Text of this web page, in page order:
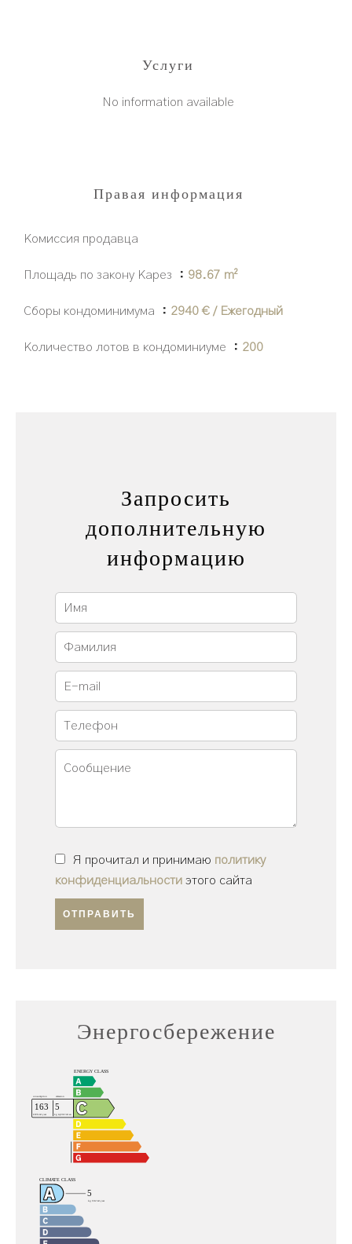
Услуги
No information available
Правая информация
Комиссия продавца
Площадь по закону Карез 98.67 m²
Сборы кондоминимума 2940 € / Ежегодный
Количество лотов в кондоминиуме 200
Запросить
дополнительную
информацию
Я прочитал и принимаю политику
конфиденциальности этого сайта
ОТПРАВИТЬ
Энергосбережение